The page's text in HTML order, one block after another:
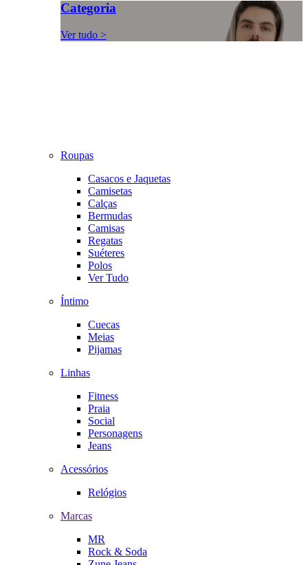
Categoria
Ver tudo >
Roupas
Casacos e Jaquetas
Camisetas
Calças
Bermudas
Camisas
Regatas
Suéteres
Polos
Ver Tudo
Íntimo
Cuecas
Meias
Pijamas
Linhas
Fitness
Praia
Social
Personagens
Jeans
Acessórios
Relógios
Marcas
MR
Rock & Soda